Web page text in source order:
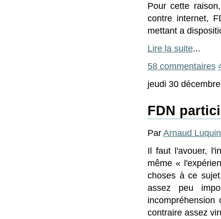
Pour cette
contre internet,
mettant a
Lire la suite...
58 commentaires
jeudi 30
FDN
Par Arnaud Luquin
Il faut l'avouer,
même «
choses à ce
assez peu
contraire assez